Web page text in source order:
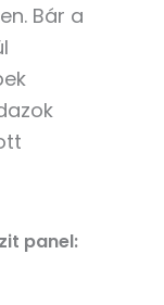
Bár a
panel: